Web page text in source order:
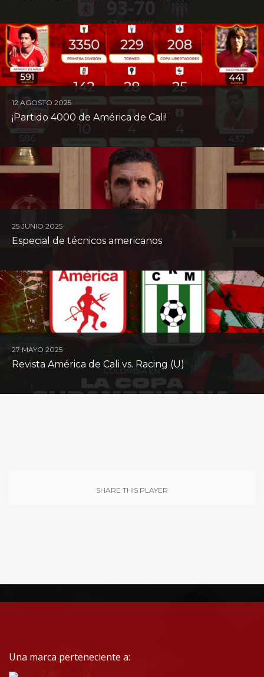
12 AGOSTO 2025
¡Partido 4000 de América de Cali!
25 JUNIO 2025
Especial de técnicos americanos
27 MAYO 2025
Revista América de Cali vs. Racing (U)
SHARE THIS PLAYER
Una marca perteneciente a: